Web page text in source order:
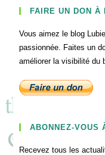
FAIRE UN DON
Vous aimez le blog
passionnée. Faites un
améliorer la visibilité du
ABONNEZ-VOUS
Recevez tous les